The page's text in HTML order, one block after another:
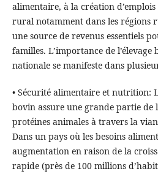
alimentaire, à la création
rural notamment dans les régions
une source de revenus essentiels
familles. L’importance de l’élevage
nationale se manifeste dans
• Sécurité alimentaire et nutrition:
bovin assure une grande partie de
protéines animales à travers la
Dans un pays où les besoins
augmentation en raison de la
rapide (près de 100 millions